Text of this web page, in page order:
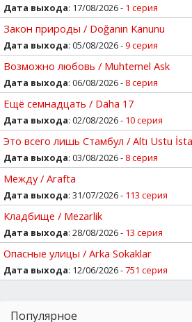
Дата выхода: 17/08/2026 - 1 серия
Закон природы / Doğanın Kanunu
Дата выхода: 05/08/2026 -9 серия
Возможно любовь / Muhtemel Ask
Дата выхода: 06/08/2026 - 8 серия
Ещё семнадцать / Daha 17
Дата выхода: 02/08/2026 - 10 серия
Это всего лишь Стамбул / Altı Ustu
Дата выхода: 03/08/2026 - 8 серия
Между / Arafta
Дата выхода: 31/07/2026 - 113 серия
Кладбище / Mezarlik
Дата выхода: 28/08/2026 - 13 серия
Опасные улицы / Arka Sokaklar
Дата выхода: 12/06/2026 -751 серия
Популярное